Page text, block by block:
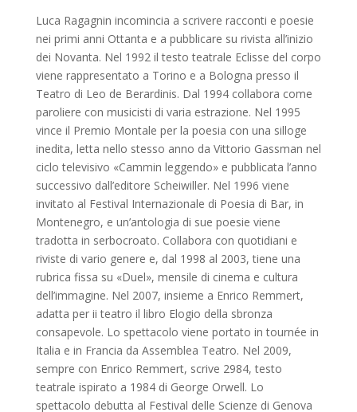
Luca Ragagnin incomincia a scrivere racconti e poesie
nei primi anni Ottanta e a pubblicare su rivista all’inizio
dei Novanta. Nel 1992 il testo teatrale Eclisse del corpo
viene rappresentato a Torino e a Bologna presso il
Teatro di Leo de Berardinis. Dal 1994 collabora come
paroliere con musicisti di varia estrazione. Nel 1995
vince il Premio Montale per la poesia con una silloge
inedita, letta nello stesso anno da Vittorio Gassman nel
ciclo televisivo «Cammin leggendo» e pubblicata l’anno
successivo dall’editore Scheiwiller. Nel 1996 viene
invitato al Festival Internazionale di Poesia di Bar, in
Montenegro, e un’antologia di sue poesie viene
tradotta in serbocroato. Collabora con quotidiani e
riviste di vario genere e, dal 1998 al 2003, tiene una
rubrica fissa su «Duel», mensile di cinema e cultura
dell’immagine. Nel 2007, insieme a Enrico Remmert,
adatta per ii teatro il libro Elogio della sbronza
consapevole. Lo spettacolo viene portato in tournée in
Italia e in Francia da Assemblea Teatro. Nel 2009,
sempre con Enrico Remmert, scrive 2984, testo
teatrale ispirato a 1984 di George Orwell. Lo
spettacolo debutta al Festival delle Scienze di Genova